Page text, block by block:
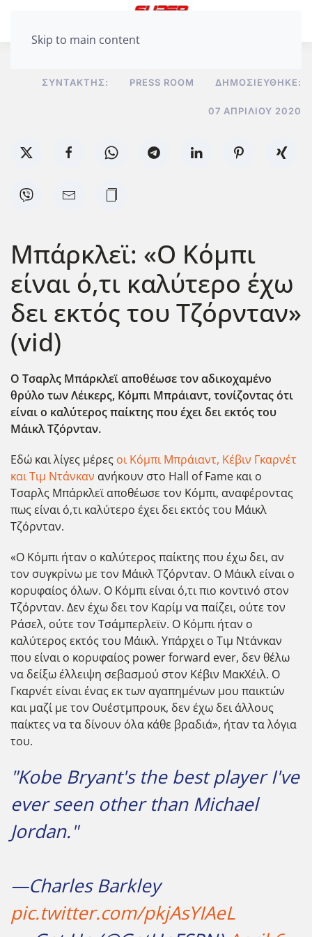
Skip to main content
ΣΥΝΤΆΚΤΗΣ: PRESS ROOM ΔΗΜΟΣΙΕΎΘΗΚΕ:
07 ΑΠΡΙΛΊΟΥ 2020
Μπάρκλεϊ: «Ο Κόμπι
είναι ό,τι καλύτερο έχω
δει εκτός του Τζόρνταν»
(vid)
Ο Τσαρλς Μπάρκλεϊ αποθέωσε τον αδικοχαμένο
θρύλο των Λέικερς, Κόμπι Μπράιαντ, τονίζοντας ότι
είναι ο καλύτερος παίκτης που έχει δει εκτός του
Μάικλ Τζόρνταν.
Εδώ και λίγες μέρες οι Κόμπι Μπράιαντ, Κέβιν Γκαρνέτ
και Τιμ Ντάνκαν ανήκουν στο Hall of Fame και ο
Τσαρλς Μπάρκλεϊ αποθέωσε τον Κόμπι, αναφέροντας
πως είναι ό,τι καλύτερο έχει δει εκτός του Μάικλ
Τζόρνταν.
«O Kόμπι ήταν ο καλύτερος παίκτης που έχω δει, αν
τον συγκρίνω με τον Μάικλ Τζόρνταν. Ο Μάικλ είναι ο
κορυφαίος όλων. Ο Κόμπι είναι ό,τι πιο κοντινό στον
Τζόρνταν. Δεν έχω δει τον Καρίμ να παίζει, ούτε τον
Ράσελ, ούτε τον Τσάμπερλεϊν. Ο Κόμπι ήταν ο
καλύτερος εκτός του Μάικλ. Υπάρχει ο Τιμ Ντάνκαν
που είναι ο κορυφαίος power forward ever, δεν θέλω
να δείξω έλλειψη σεβασμού στον Κέβιν ΜακΧέιλ. Ο
Γκαρνέτ είναι ένας εκ των αγαπημένων μου παικτών
και μαζί με τον Ουέστμπρουκ, δεν έχω δει άλλους
παίκτες να τα δίνουν όλα κάθε βραδιά», ήταν τα λόγια
του.
"Kobe Bryant's the best player I've
ever seen other than Michael
Jordan."
—Charles Barkley
pic.twitter.com/pkjAsYIAeL